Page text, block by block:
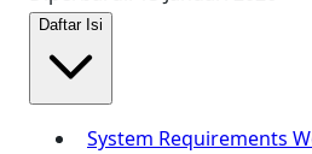
Daftar Isi
System Requirements